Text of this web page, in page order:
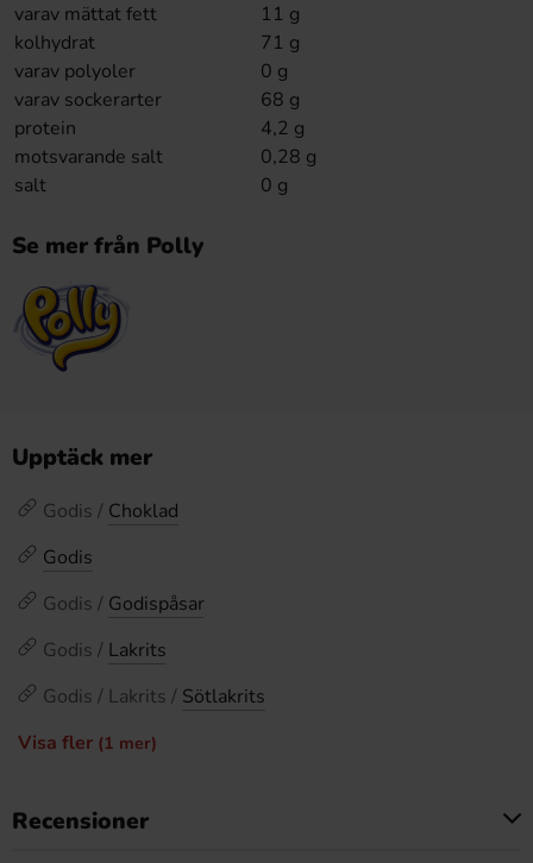
varav mättat fett
11 g
kolhydrat
71 g
varav polyoler
0 g
varav sockerarter
68 g
protein
4,2 g
motsvarande salt
0,28 g
salt
0 g
Se mer från Polly
Upptäck mer
Godis / Choklad
Godis
Godis / Godispåsar
Godis / Lakrits
Godis / Lakrits / Sötlakrits
Visa fler (1 mer)
Recensioner